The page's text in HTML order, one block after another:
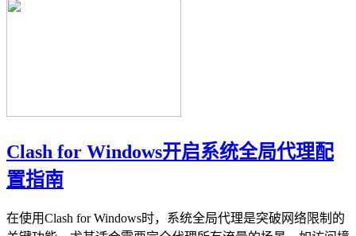
Clash for Windows开启系统全局代理配
置指南
在使用Clash for Windows时，系统全局代理是突破网络限制的